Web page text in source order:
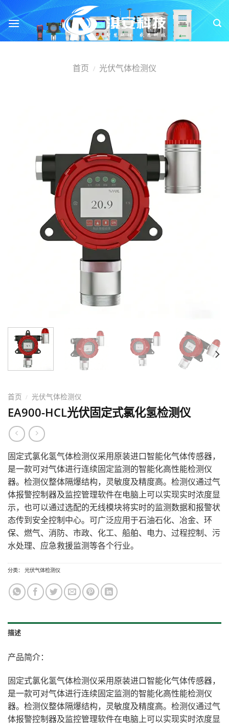
跳
转
到
内
首页 / 光伏气体检测仪
首页 / 光伏气体检测仪
EA900-HCL光伏固定式氯化氢检测仪
固定式氯化氢气体检测仪采用原装进口智能化气体传感器，
是一款可对气体进行连续固定监测的智能化高性能检测仪
器。检测仪整体隔爆结构，灵敏度及精度高。检测仪通过气
体报警控制器及监控管理软件在电脑上可以实现实时浓度显
示，也可以通过选配的无线模块将实时的监测数据和报警状
态传到安全控制中心。可广泛应用于石油石化、冶金、环
保、燃气、消防、市政、化工、船舶、电力、过程控制、污
水处理、应急救援监测等各个行业。
分类： 光伏气体检测仪
描述
产品简介：
固定式氯化氢气体检测仪采用原装进口智能化气体传感器，
是一款可对气体进行连续固定监测的智能化高性能检测仪
器。检测仪整体隔爆结构，灵敏度及精度高。检测仪通过气
体报警控制器及监控管理软件在电脑上可以实现实时浓度显